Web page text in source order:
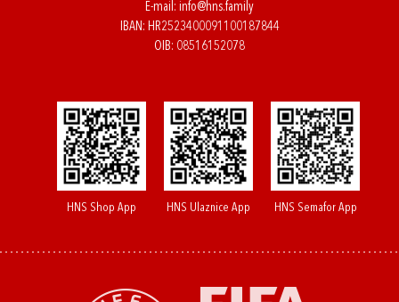
E-mail: info@hns.family
IBAN: HR2523400091100187844
OIB: 08516152078
HNS Shop App HNS Ulaznice App HNS Semafor App